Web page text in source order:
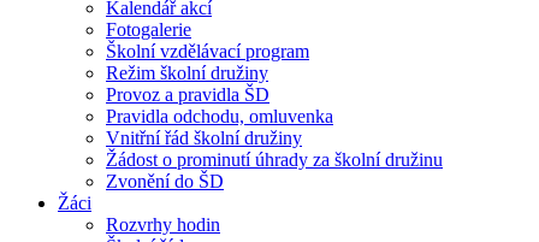
Kalendář akcí
Fotogalerie
Školní vzdělávací program
Režim školní družiny
Provoz a pravidla ŠD
Pravidla odchodu, omluvenka
Vnitřní řád školní družiny
Žádost o prominutí úhrady za školní družinu
Zvonění do ŠD
Žáci
Rozvrhy hodin